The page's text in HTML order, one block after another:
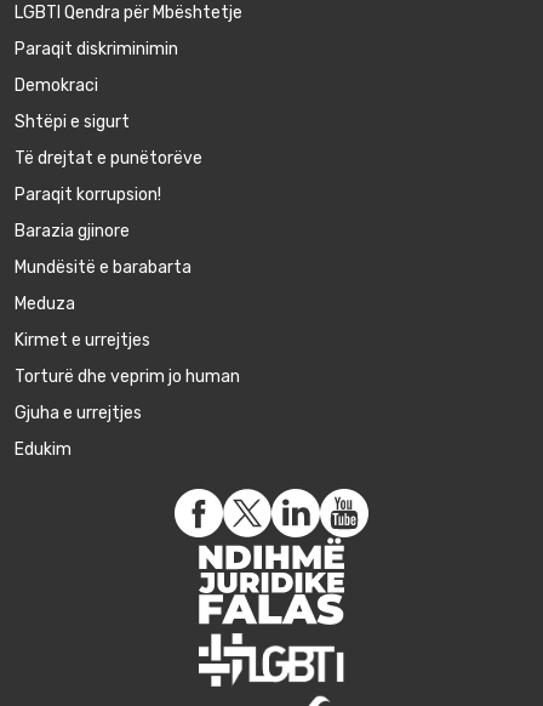
LGBTI Qendra për Mbështetje
Paraqit diskriminimin
Demokraci
Shtëpi e sigurt
Të drejtat e punëtorëve
Paraqit korrupsion!
Barazia gjinore
Mundësitë e barabarta
Meduza
Kirmet e urrejtjes
Torturë dhe veprim jo human
Gjuha e urrejtjes
Edukim